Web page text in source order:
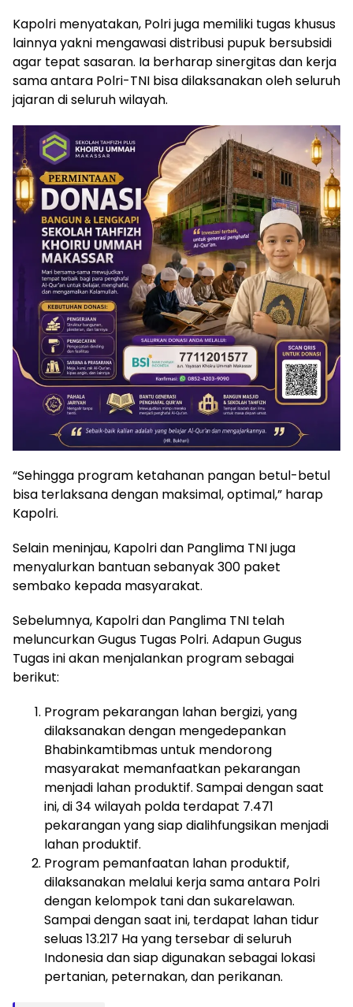
Kapolri menyatakan, Polri juga memiliki tugas khusus
lainnya yakni mengawasi distribusi pupuk bersubsidi
agar tepat sasaran. Ia berharap sinergitas dan kerja
sama antara Polri-TNI bisa dilaksanakan oleh seluruh
jajaran di seluruh wilayah.
“Sehingga program ketahanan pangan betul-betul
bisa terlaksana dengan maksimal, optimal,” harap
Kapolri.
Selain meninjau, Kapolri dan Panglima TNI juga
menyalurkan bantuan sebanyak 300 paket
sembako kepada masyarakat.
Sebelumnya, Kapolri dan Panglima TNI telah
meluncurkan Gugus Tugas Polri. Adapun Gugus
Tugas ini akan menjalankan program sebagai
berikut:
Program pekarangan lahan bergizi, yang
dilaksanakan dengan mengedepankan
Bhabinkamtibmas untuk mendorong
masyarakat memanfaatkan pekarangan
menjadi lahan produktif. Sampai dengan saat
ini, di 34 wilayah polda terdapat 7.471
pekarangan yang siap dialihfungsikan menjadi
lahan produktif.
Program pemanfaatan lahan produktif,
dilaksanakan melalui kerja sama antara Polri
dengan kelompok tani dan sukarelawan.
Sampai dengan saat ini, terdapat lahan tidur
seluas 13.217 Ha yang tersebar di seluruh
Indonesia dan siap digunakan sebagai lokasi
pertanian, peternakan, dan perikanan.